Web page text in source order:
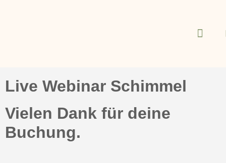
Live Webinar Schimmel
Vielen Dank für deine
Buchung.